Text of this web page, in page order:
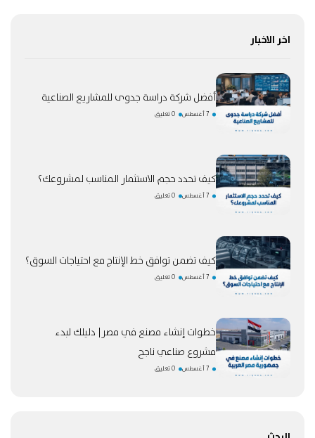
اخر الاخبار
أفضل شركة دراسة جدوى للمشاريع الصناعية
7 أغسطس 0 تعليق
كيف تحدد حجم الاستثمار المناسب لمشروعك؟
7 أغسطس 0 تعليق
كيف تضمن توافق خط الإنتاج مع احتياجات السوق؟
7 أغسطس 0 تعليق
خطوات إنشاء مصنع في مصر| دليلك لبدء
مشروع صناعي ناجح
7 أغسطس 0 تعليق